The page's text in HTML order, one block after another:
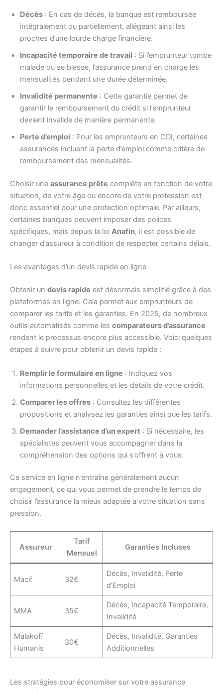
Décès : En cas de décès, la banque est remboursée
intégralement ou partiellement, allégeant ainsi les
proches d’une lourde charge financière.
Incapacité temporaire de travail : Si l’emprunteur tombe
malade ou se blesse, l’assurance prend en charge les
mensualités pendant une durée déterminée.
Invalidité permanente : Cette garantie permet de
garantir le remboursement du crédit si l’emprunteur
devient invalide de manière permanente.
Perte d’emploi : Pour les emprunteurs en CDI, certaines
assurances incluent la perte d’emploi comme critère de
remboursement des mensualités.
Choisir une assurance prête complète en fonction de votre
situation, de votre âge ou encore de votre profession est
donc essentiel pour une protection optimale. Par ailleurs,
certaines banques peuvent imposer des polices
spécifiques, mais depuis la loi Anafin, il est possible de
changer d’assureur à condition de respecter certains délais.
Les avantages d’un devis rapide en ligne
Obtenir un devis rapide est désormais simplifié grâce à des
plateformes en ligne. Cela permet aux emprunteurs de
comparer les tarifs et les garanties. En 2025, de nombreux
outils automatisés comme les comparateurs d’assurance
rendent le processus encore plus accessible. Voici quelques
étapes à suivre pour obtenir un devis rapide :
Remplir le formulaire en ligne : Indiquez vos
informations personnelles et les détails de votre crédit.
Comparer les offres : Consultez les différentes
propositions et analysez les garanties ainsi que les tarifs.
Demander l’assistance d’un expert : Si nécessaire, les
spécialistes peuvent vous accompagner dans la
compréhension des options qui s’offrent à vous.
Ce service en ligne n’entraîne généralement aucun
engagement, ce qui vous permet de prendre le temps de
choisir l’assurance la mieux adaptée à votre situation sans
pression.
Assureur
Tarif
Mensuel
Garanties Incluses
Macif 32€
Décès, Invalidité, Perte
d’Emploi
MMA 35€
Décès, Incapacité Temporaire,
Invalidité
Malakoff
Humanis
30€
Décès, Invalidité, Garanties
Additionnelles
Les stratégies pour économiser sur votre assurance